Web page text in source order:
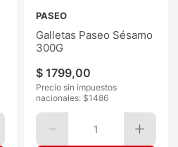
PASEO
Galletas Paseo Sésamo
300G
$ 1799,00
Precio sin impuestos
nacionales: $1486
1